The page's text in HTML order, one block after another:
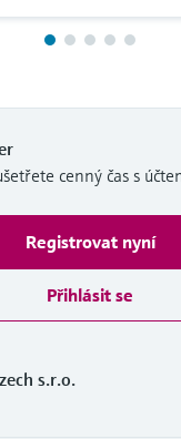
cenný čas s
Registrovat nyní
Přihlásit se
s.r.o.